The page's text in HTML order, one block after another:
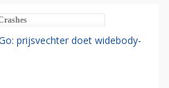
prijsvechter doet widebody-